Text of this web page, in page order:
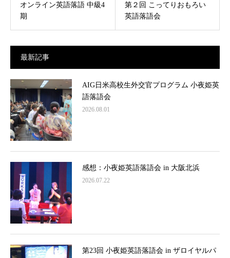
オンライン英語落語 中級4
期
第２回 こってりおもろい
英語落語会
最新記事
AIG日米高校生外交官プログラム 小夜姫英
語落語会
2026.08.01
感想：小夜姫英語落語会 in 大阪北浜
2026.07.22
第23回 小夜姫英語落語会 in ザロイヤルパ